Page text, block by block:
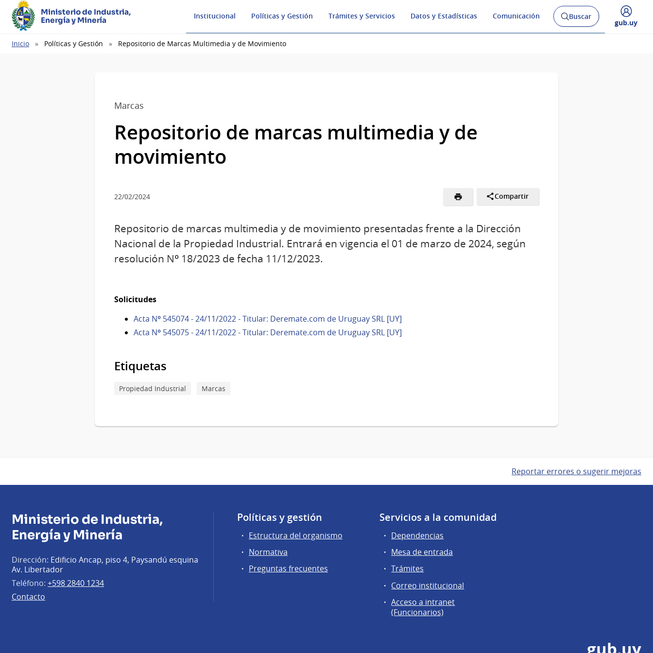
Ministerio de Industria,
Energía y Minería
Institucional Políticas y Gestión Trámites y Servicios Datos y Estadísticas Comunicación
Abrir
buscador
Buscar
Desplegar
gub.uy
Ruta
Inicio Políticas y Gestión Repositorio de Marcas Multimedia y de Movimiento
Marcas
Repositorio de marcas multimedia y de
movimiento
22/02/2024 Compartir
Repositorio de marcas multimedia y de movimiento presentadas frente a la Dirección
Nacional de la Propiedad Industrial. Entrará en vigencia el 01 de marzo de 2024, según
resolución Nº 18/2023 de fecha 11/12/2023.
Solicitudes
Acta Nº 545074 - 24/11/2022 - Titular: Deremate.com de Uruguay SRL [UY]
Acta Nº 545075 - 24/11/2022 - Titular: Deremate.com de Uruguay SRL [UY]
Etiquetas
Propiedad Industrial Marcas
Reportar errores o sugerir mejoras
Ministerio de Industria,
Energía y Minería
Dirección: Edificio Ancap, piso 4, Paysandú esquina
Av. Libertador
Teléfono: +598 2840 1234
Contacto
Políticas y gestión
Estructura del organismo
Normativa
Preguntas frecuentes
Servicios a la comunidad
Dependencias
Mesa de entrada
Trámites
Correo institucional
Acceso a intranet
(Funcionarios)